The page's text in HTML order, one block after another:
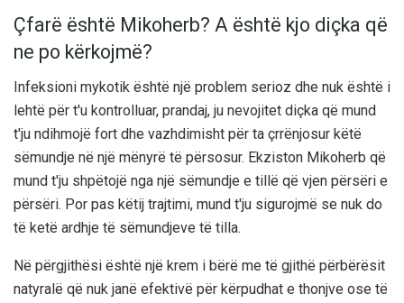
Çfarë është Mikoherb? A është kjo diçka që
ne po kërkojmë?
Infeksioni mykotik është një problem serioz dhe nuk është i
lehtë për t'u kontrolluar, prandaj, ju nevojitet diçka që mund
t'ju ndihmojë fort dhe vazhdimisht për ta çrrënjosur këtë
sëmundje në një mënyrë të përsosur. Ekziston Mikoherb që
mund t'ju shpëtojë nga një sëmundje e tillë që vjen përsëri e
përsëri. Por pas këtij trajtimi, mund t'ju sigurojmë se nuk do
të ketë ardhje të sëmundjeve të tilla.
Në përgjithësi është një krem ​​i bërë me të gjithë përbërësit
natyralë që nuk janë efektivë për kërpudhat e thonjve ose të